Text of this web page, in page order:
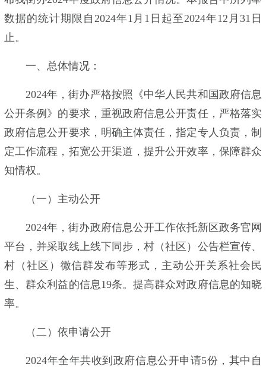
数据的统计期限自2024年1月1日起至2024年12月31日
止。
一、总体情况：
2024年，街办严格按照《中华人民共和国政府信息
公开条例》的要求，重视政府信息公开责任，严格落实
政府信息公开要求，明确主体责任，指定专人负责，制
定工作流程，拓宽公开渠道，提升公开效率，保障群众
知情权。
（一）主动公开
2024年，街办政府信息公开工作依托新区政务官网
平台，并采取线上线下同步，村（社区）公告栏宣传、
村（社区）微信群发布等形式，主动公开关系社会民
生、群众利益的信息19条。提高群众对政府信息的知晓
率。
（二）依申请公开
2024年全年共收到政府信息公开申请5份，其中自